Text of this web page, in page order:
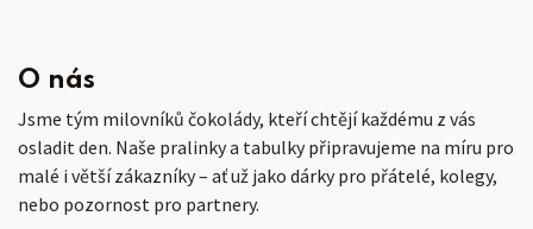
O nás
Jsme tým milovníků čokolády, kteří chtějí každému z vás
osladit den. Naše pralinky a tabulky připravujeme na míru pro
malé i větší zákazníky – ať už jako dárky pro přátelé, kolegy,
nebo pozornost pro partnery.